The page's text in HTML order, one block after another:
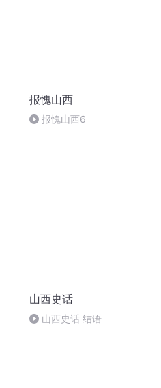
报愧山西
报愧山西6
山西史话
山西史话 结语